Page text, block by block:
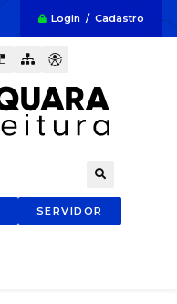
Login / Cadastro
SERVIDOR